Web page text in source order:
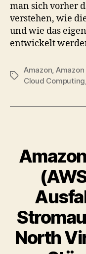
man sich vorher
verstehen, wie
und wie das
entwickelt
Tags
Amazon,
Cloud Computing,
North